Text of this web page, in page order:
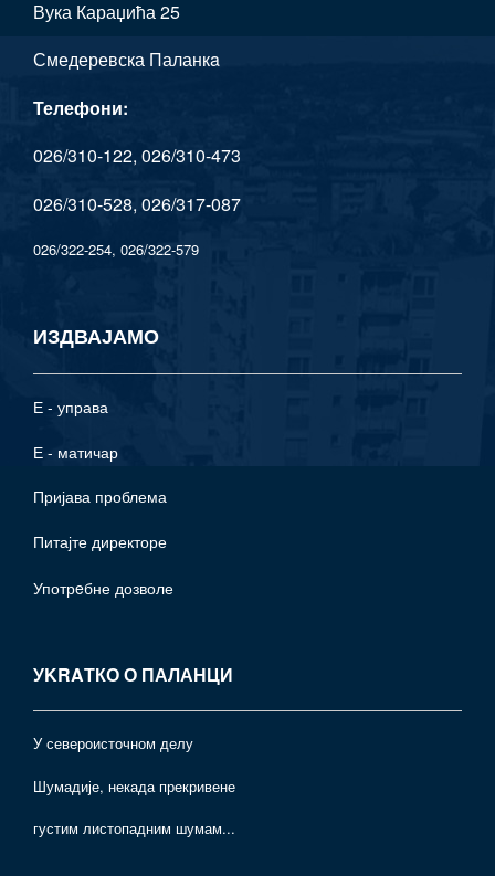
Вука Караџића 25
Смедеревска Паланкa
Телефони:
026/310-122, 026/310-473
026/310-528, 026/317-087
026/322-254, 026/322-579
ИЗДВАЈАМО
Е - управа
Е - матичар
Пријава проблема
Питајте директоре
Употрeбне дозволе
УKRAТКО О ПАЛАНЦИ
У североисточном делу
Шумадије, некада прекривене
густим листопадним шумам...